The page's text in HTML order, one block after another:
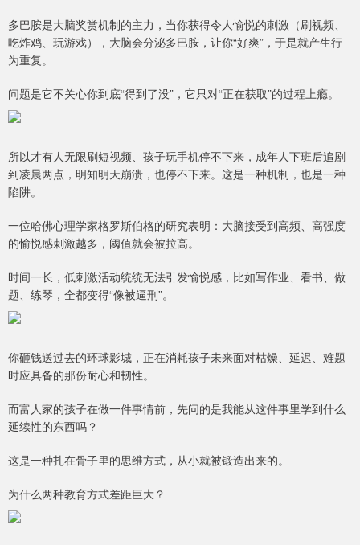
多巴胺是大脑奖赏机制的主力，当你获得令人愉悦的刺激（刷视频、
吃炸鸡、玩游戏），大脑会分泌多巴胺，让你“好爽”，于是就产生行
为重复。
问题是它不关心你到底“得到了没”，它只对“正在获取”的过程上瘾。
所以才有人无限刷短视频、孩子玩手机停不下来，成年人下班后追剧
到凌晨两点，明知明天崩溃，也停不下来。这是一种机制，也是一种
陷阱。
一位哈佛心理学家格罗斯伯格的研究表明：大脑接受到高频、高强度
的愉悦感刺激越多，阈值就会被拉高。
时间一长，低刺激活动统统无法引发愉悦感，比如写作业、看书、做
题、练琴，全都变得“像被逼刑”。
你砸钱送过去的环球影城，正在消耗孩子未来面对枯燥、延迟、难题
时应具备的那份耐心和韧性。
而富人家的孩子在做一件事情前，先问的是我能从这件事里学到什么
延续性的东西吗？
这是一种扎在骨子里的思维方式，从小就被锻造出来的。
为什么两种教育方式差距巨大？